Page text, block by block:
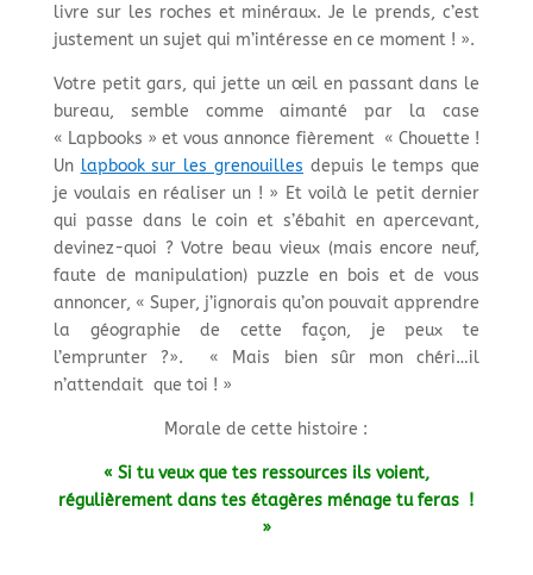
livre sur les roches et minéraux. Je le prends, c’est
justement un sujet qui m’intéresse en ce moment ! ».
Votre petit gars, qui jette un œil en passant dans le
bureau, semble comme aimanté par la case
« Lapbooks » et vous annonce fièrement « Chouette !
Un lapbook sur les grenouilles depuis le temps que
je voulais en réaliser un ! » Et voilà le petit dernier
qui passe dans le coin et s’ébahit en apercevant,
devinez-quoi ? Votre beau vieux (mais encore neuf,
faute de manipulation) puzzle en bois et de vous
annoncer, « Super, j’ignorais qu’on pouvait apprendre
la géographie de cette façon, je peux te
l’emprunter ?». « Mais bien sûr mon chéri…il
n’attendait que toi ! »
Morale de cette histoire :
« Si tu veux que tes ressources ils voient,
régulièrement dans tes étagères ménage tu feras !
»